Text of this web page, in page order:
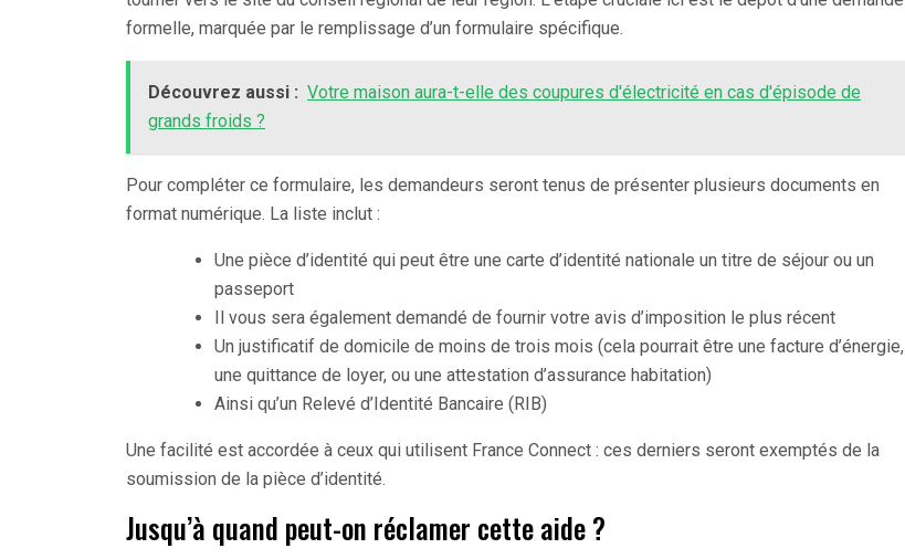
formelle, marquée par le remplissage d’un formulaire spécifique.
Découvrez aussi : Votre maison aura-t-elle des coupures d'électricité en cas d'épisode de
grands froids ?
Pour compléter ce formulaire, les demandeurs seront tenus de présenter plusieurs documents en
format numérique. La liste inclut :
Une pièce d’identité qui peut être une carte d’identité nationale un titre de séjour ou un
passeport
Il vous sera également demandé de fournir votre avis d’imposition le plus récent
Un justificatif de domicile de moins de trois mois (cela pourrait être une facture d’énergie,
une quittance de loyer, ou une attestation d’assurance habitation)
Ainsi qu’un Relevé d’Identité Bancaire (RIB)
Une facilité est accordée à ceux qui utilisent France Connect : ces derniers seront exemptés de la
soumission de la pièce d’identité.
Jusqu’à quand peut-on réclamer cette aide ?